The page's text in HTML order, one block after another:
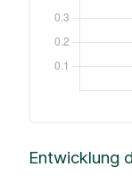
Entwicklung